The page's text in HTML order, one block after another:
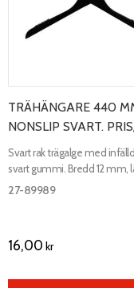
TRÄHÄNGARE 440
NONSLIP SVART.
Svart rak trägalge med
svart gummi. Bredd 12 mm,
440 mm.
27-89989
16,00 kr